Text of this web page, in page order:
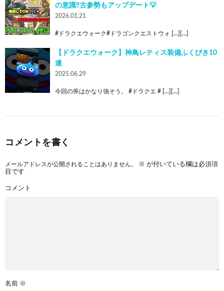
の意識‼️古参勢もアップデート💡
2026.01.21
#ドラクエウォーク#ドラゴンクエストウォ […][…]
【ドラクエウォーク】神鳥レティス装備ふくびき10
連
2025.06.29
今回の斧はかなり強そう。 #ドラクエ # […][…]
コメントを書く
メールアドレスが公開されることはありません。 ※ が付いている欄は必須項
目です
コメント
名前 ※